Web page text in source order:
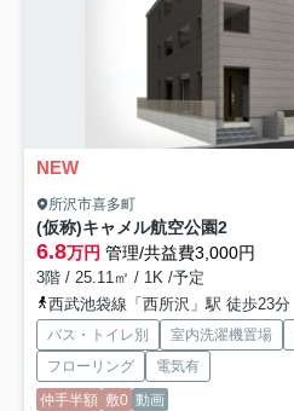
NEW
所沢市喜多町
(仮称)キャメル航空公園2
6.8万円 管理/共益費3,000円
3階 / 25.11㎡ / 1K /予定
西武池袋線「西所沢」駅 徒歩23分
バス・トイレ別 室内洗濯機置場
フローリング
電気有
仲手半額 敷0 動画